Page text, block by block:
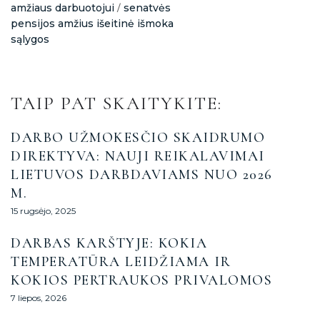
amžiaus darbuotojui / senatvės
pensijos amžius išeitinė išmoka
sąlygos
TAIP PAT SKAITYKITE:
DARBO UŽMOKESČIO SKAIDRUMO
DIREKTYVA: NAUJI REIKALAVIMAI
LIETUVOS DARBDAVIAMS NUO 2026
M.
15 rugsėjo, 2025
DARBAS KARŠTYJE: KOKIA
TEMPERATŪRA LEIDŽIAMA IR
KOKIOS PERTRAUKOS PRIVALOMOS
7 liepos, 2026